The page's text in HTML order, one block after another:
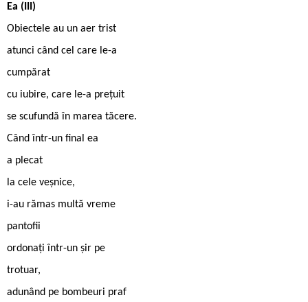
Ea (III)
Obiectele au un aer trist
atunci când cel care le-a
cumpărat
cu iubire, care le-a prețuit
se scufundă în marea tăcere.
Când într-un final ea
a plecat
la cele veșnice,
i-au rămas multă vreme
pantofii
ordonați într-un șir pe
trotuar,
adunând pe bombeuri praf